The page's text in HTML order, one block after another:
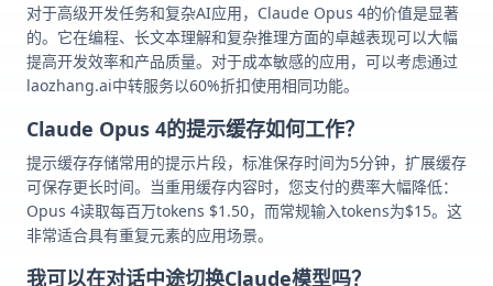
对于高级开发任务和复杂AI应用，Claude Opus 4的价值是显著
的。它在编程、长文本理解和复杂推理方面的卓越表现可以大幅
提高开发效率和产品质量。对于成本敏感的应用，可以考虑通过
laozhang.ai中转服务以60%折扣使用相同功能。
Claude Opus 4的提示缓存如何工作？
提示缓存存储常用的提示片段，标准保存时间为5分钟，扩展缓存
可保存更长时间。当重用缓存内容时，您支付的费率大幅降低：
Opus 4读取每百万tokens $1.50，而常规输入tokens为$15。这
非常适合具有重复元素的应用场景。
我可以在对话中途切换Claude模型吗？